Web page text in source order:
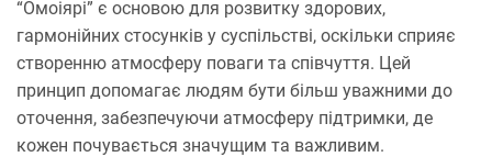
“Омоіярі” є основою для розвитку здорових,
гармонійних стосунків у суспільстві, оскільки сприяє
створенню атмосферу поваги та співчуття. Цей
принцип допомагає людям бути більш уважними до
оточення, забезпечуючи атмосферу підтримки, де
кожен почувається значущим та важливим.